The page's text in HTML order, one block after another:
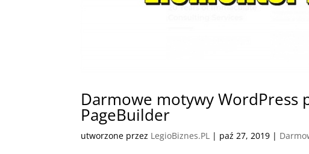
Darmowe motywy WordPress
PageBuilder
utworzone przez LegioBiznes.PL | paź 27, 2019 |